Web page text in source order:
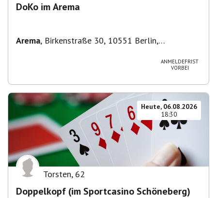
DoKo im Arema
Arema, Birkenstraße 30, 10551 Berlin,
ANMELDEFRIST
VORBEI
Heute, 06.08.2026
18:30
Torsten, 62
Doppelkopf (im Sportcasino Schöneberg)